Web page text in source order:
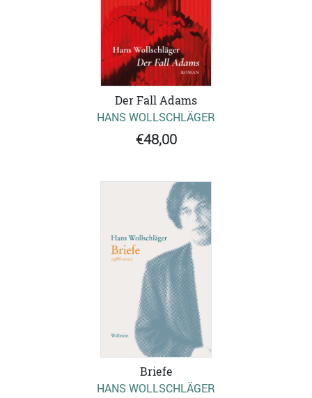
Der Fall Adams
HANS WOLLSCHLÄGER
€48,00
Briefe
HANS WOLLSCHLÄGER